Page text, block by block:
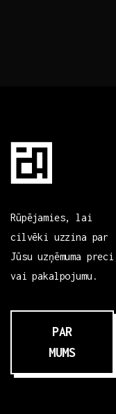
Rūpējamies, lai
cilvēki uzzina par
Jūsu uzņēmuma preci
vai pakalpojumu.
PAR
MUMS